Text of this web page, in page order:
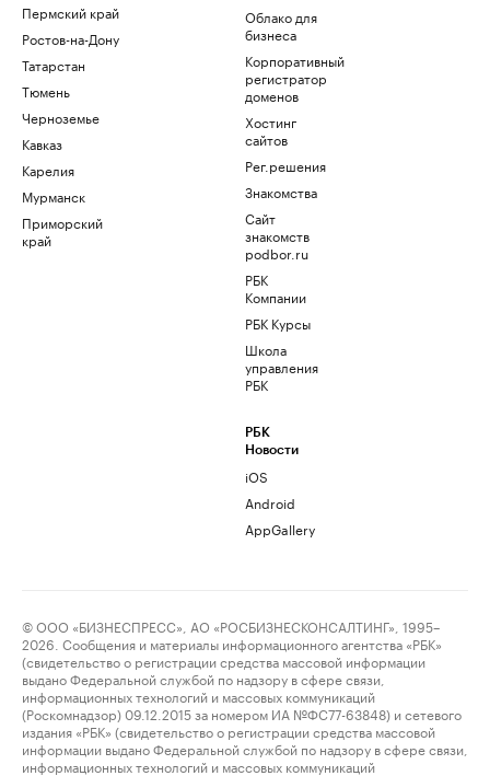
Пермский край
Ростов-на-Дону
Татарстан
Тюмень
Черноземье
Кавказ
Карелия
Мурманск
Приморский
край
Облако для
бизнеса
Корпоративный
регистратор
доменов
Хостинг
сайтов
Рег.решения
Знакомства
Сайт
знакомств
podbor.ru
РБК
Компании
РБК Курсы
Школа
управления
РБК
РБК
Новости
iOS
Android
AppGallery
© ООО «БИЗНЕСПРЕСС», АО «РОСБИЗНЕСКОНСАЛТИНГ», 1995–
2026. Сообщения и материалы информационного агентства «РБК»
(свидетельство о регистрации средства массовой информации
выдано Федеральной службой по надзору в сфере связи,
информационных технологий и массовых коммуникаций
(Роскомнадзор) 09.12.2015 за номером ИА №ФС77-63848) и сетевого
издания «РБК» (свидетельство о регистрации средства массовой
информации выдано Федеральной службой по надзору в сфере связи,
информационных технологий и массовых коммуникаций